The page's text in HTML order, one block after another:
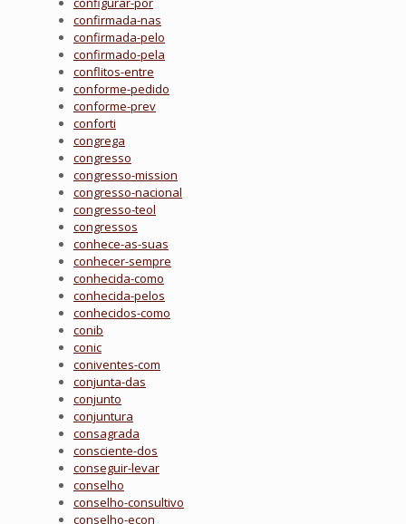
confirmada-nas
confirmada-pelo
confirmado-pela
conflitos-entre
conforme-pedido
conforme-prev
conforti
congrega
congresso
congresso-mission
congresso-nacional
congresso-teol
congressos
conhece-as-suas
conhecer-sempre
conhecida-como
conhecida-pelos
conhecidos-como
conib
conic
coniventes-com
conjunta-das
conjunto
conjuntura
consagrada
consciente-dos
conseguir-levar
conselho
conselho-consultivo
conselho-econ